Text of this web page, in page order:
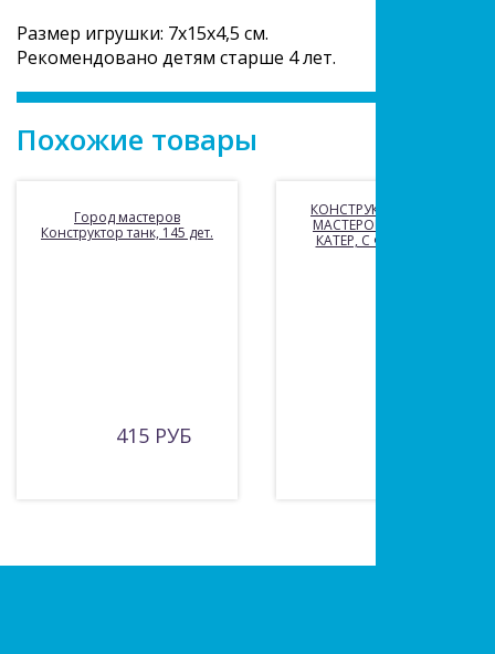
Размер игрушки: 7х15х4,5 см.
Рекомендовано детям старше 4 лет.
Похожие товары
Город мастеров
Конструктор танк, 145 дет.
415 РУБ
КОНСТРУКТОР «ГОРОД
МАСТЕРОВ» ВОЕННЫЙ
КАТЕР, С ФИГУРКАМИ.